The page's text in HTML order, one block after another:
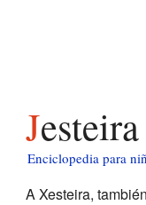
Enciclopedia para
A Xesteira,